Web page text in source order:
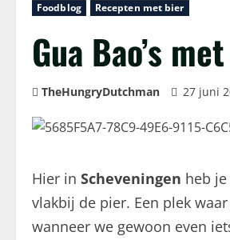
Foodblog Recepten met bier
Gua Bao’s
TheHungryDutchman 27 juni
Hier in Scheveningen heb
vlakbij de pier. Een plek
wanneer we gewoon even